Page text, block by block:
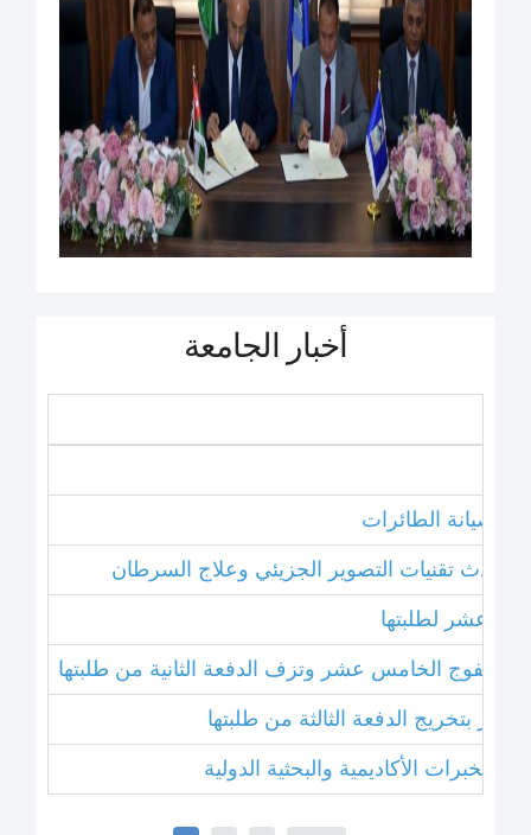
أخبار الجامعة
صيانة الطائرات
أحدث تقنيات التصوير الجزيئي وعلاج السرطان
عشر لطلبتها
الفوج الخامس عشر وتزف الدفعة الثانية من طلبتها
بتخريج الدفعة الثالثة من طلبتها